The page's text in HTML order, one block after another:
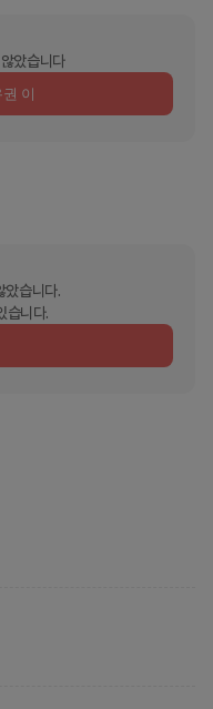
았습니다
이
았습니다.
습니다.